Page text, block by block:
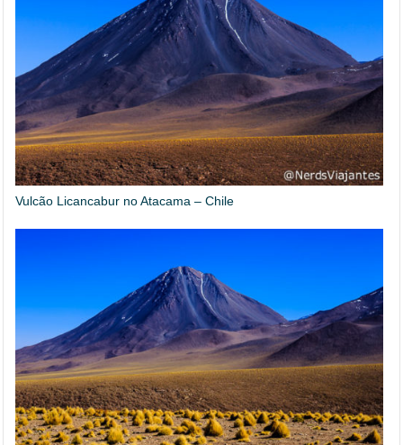
Vulcão Licancabur no Atacama – Chile